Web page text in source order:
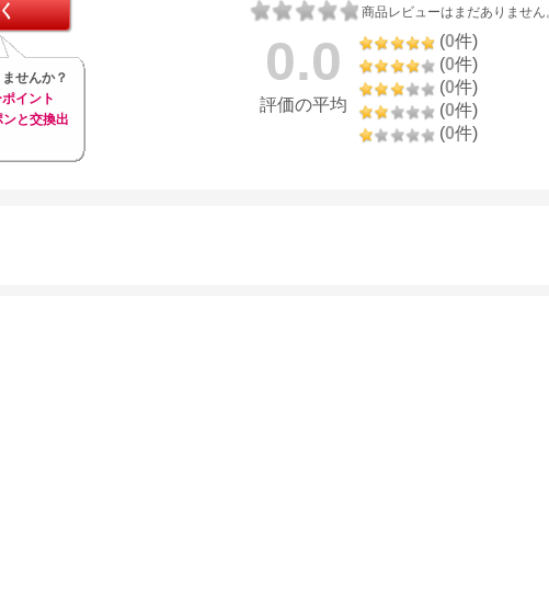
商品レビューはまだありません
0.0
評価の平均
(0件)
(0件)
(0件)
(0件)
(0件)
せんか？
イント
と交換出